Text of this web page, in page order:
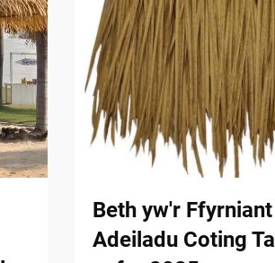
Beth yw'r
Adeiladu Coting